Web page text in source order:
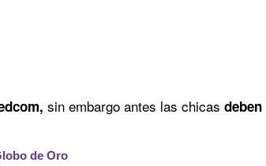
sin embargo antes las chicas
de Oro